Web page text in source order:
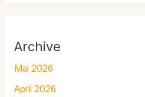
Archive
Mai 2026
April 2026